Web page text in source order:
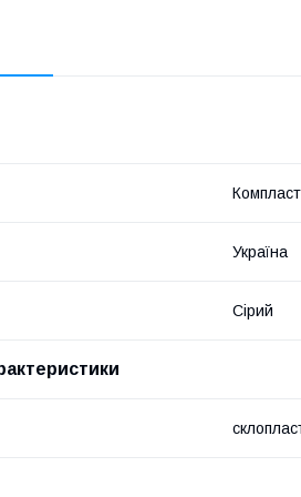
Компласт
Україна
Сірий